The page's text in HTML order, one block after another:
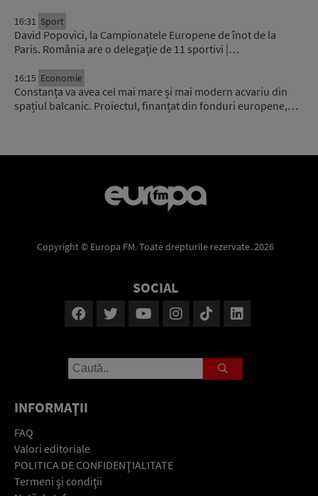
16:31 Sport
David Popovici, la Campionatele Europene de înot de la
Paris. România are o delegație de 11 sportivi |…
16:15 Economie
Constanța va avea cel mai mare și mai modern acvariu din
spațiul balcanic. Proiectul, finanțat din fonduri europene,…
Copyright © Europa FM. Toate drepturile rezervate. 2026
SOCIAL
INFORMAŢII
FAQ
Valori editoriale
POLITICA DE CONFIDENŢIALITATE
Termeni şi condiţii